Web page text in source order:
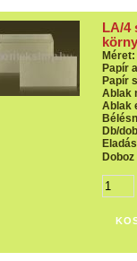
LA/4
Méret:
Papír
Papír
Ablak
Ablak
Db/